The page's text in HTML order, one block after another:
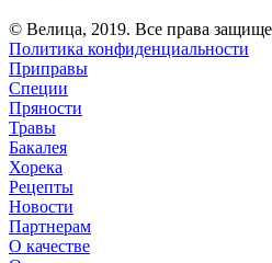
© Велица, 2019. Все права
Политика конфиденциальности
Приправы
Специи
Пряности
Травы
Бакалея
Хорека
Рецепты
Новости
Партнерам
О качестве